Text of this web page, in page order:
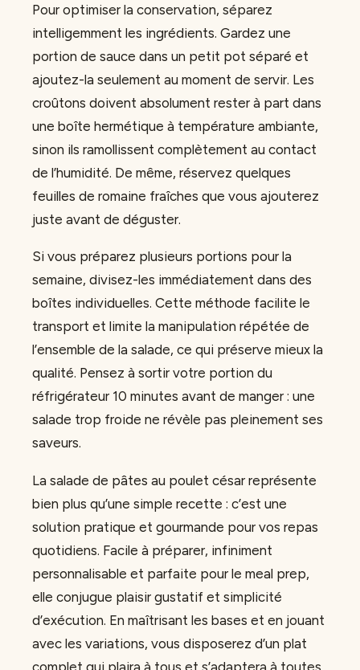
Pour optimiser la conservation, séparez
intelligemment les ingrédients. Gardez une
portion de sauce dans un petit pot séparé et
ajoutez-la seulement au moment de servir. Les
croûtons doivent absolument rester à part dans
une boîte hermétique à température ambiante,
sinon ils ramollissent complètement au contact
de l’humidité. De même, réservez quelques
feuilles de romaine fraîches que vous ajouterez
juste avant de déguster.
Si vous préparez plusieurs portions pour la
semaine, divisez-les immédiatement dans des
boîtes individuelles. Cette méthode facilite le
transport et limite la manipulation répétée de
l’ensemble de la salade, ce qui préserve mieux la
qualité. Pensez à sortir votre portion du
réfrigérateur 10 minutes avant de manger : une
salade trop froide ne révèle pas pleinement ses
saveurs.
La salade de pâtes au poulet césar représente
bien plus qu’une simple recette : c’est une
solution pratique et gourmande pour vos repas
quotidiens. Facile à préparer, infiniment
personnalisable et parfaite pour le meal prep,
elle conjugue plaisir gustatif et simplicité
d’exécution. En maîtrisant les bases et en jouant
avec les variations, vous disposerez d’un plat
complet qui plaira à tous et s’adaptera à toutes